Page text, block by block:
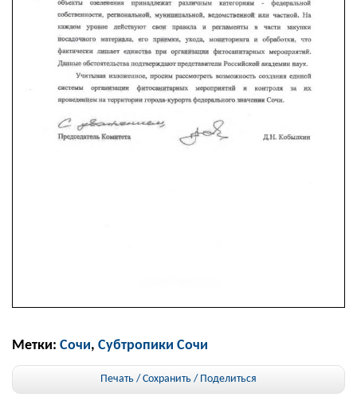
Метки: Сочи, Субтропики Сочи
Печать / Сохранить / Поделиться